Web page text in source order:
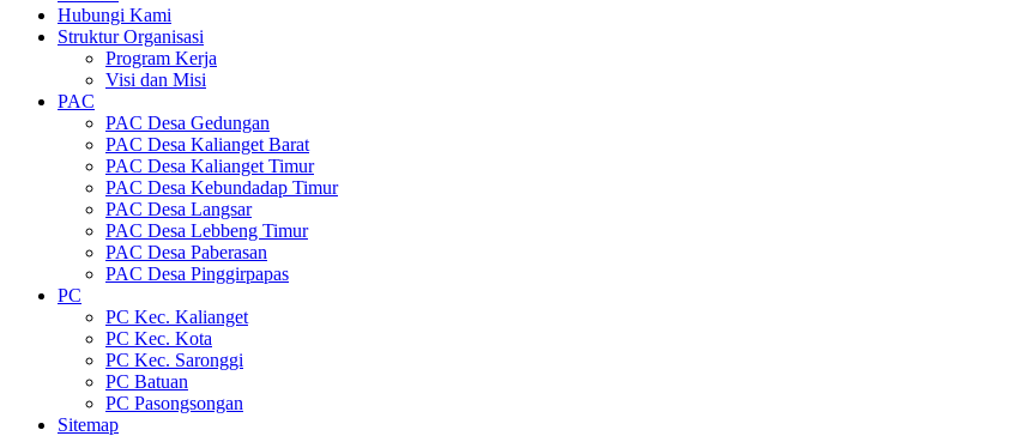
Hubungi Kami
Struktur Organisasi
Program Kerja
Visi dan Misi
PAC
PAC Desa Gedungan
PAC Desa Kalianget Barat
PAC Desa Kalianget Timur
PAC Desa Kebundadap Timur
PAC Desa Langsar
PAC Desa Lebbeng Timur
PAC Desa Paberasan
PAC Desa Pinggirpapas
PC
PC Kec. Kalianget
PC Kec. Kota
PC Kec. Saronggi
PC Batuan
PC Pasongsongan
Sitemap